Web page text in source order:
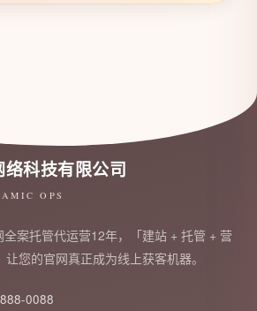
科技有限公司
OPS
案托管代运营12年，「建站 + 托管 + 营
您的官网真正成为线上获客机器。
0088